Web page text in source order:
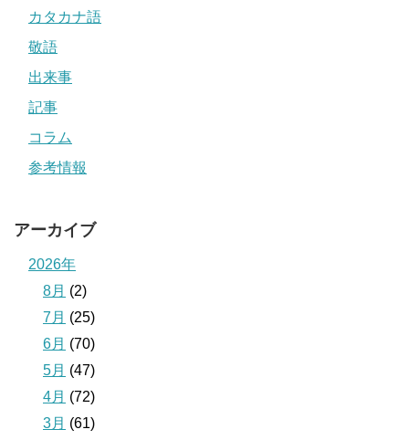
カタカナ語
敬語
出来事
記事
コラム
参考情報
アーカイブ
2026年
8月 (2)
7月 (25)
6月 (70)
5月 (47)
4月 (72)
3月 (61)